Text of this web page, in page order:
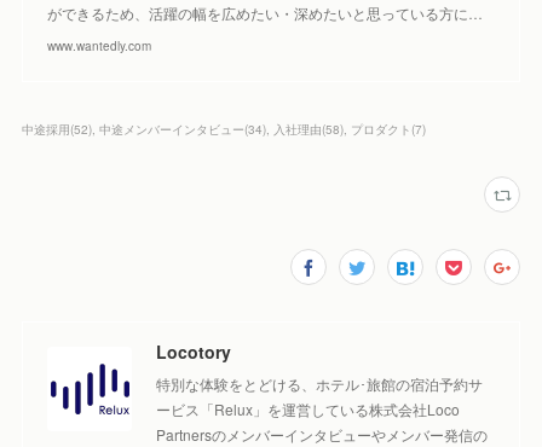
ができるため、活躍の幅を広めたい・深めたいと思っている方に…
www.wantedly.com
中途採用(52) 中途メンバーインタビュー(34) 入社理由(58) プロダクト (7)
Locotory
特別な体験をとどける、ホテル･旅館の宿泊予約サ
ービス「Relux」を運営している株式会社Loco
Partnersのメンバーインタビューやメンバー発信の